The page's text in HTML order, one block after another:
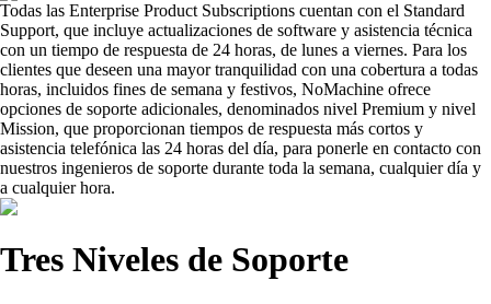
Todas las Enterprise Product Subscriptions cuentan con el Standard
Support, que incluye actualizaciones de software y asistencia técnica
con un tiempo de respuesta de 24 horas, de lunes a viernes. Para los
clientes que deseen una mayor tranquilidad con una cobertura a todas
horas, incluidos fines de semana y festivos, NoMachine ofrece
opciones de soporte adicionales, denominados nivel Premium y nivel
Mission, que proporcionan tiempos de respuesta más cortos y
asistencia telefónica las 24 horas del día, para ponerle en contacto con
nuestros ingenieros de soporte durante toda la semana, cualquier día y
a cualquier hora.
Tres Niveles de Soporte